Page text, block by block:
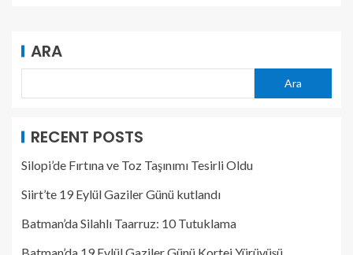
ARA
Ara
RECENT POSTS
Silopi’de Fırtına ve Toz Taşınımı Tesirli Oldu
Siirt’te 19 Eylül Gaziler Günü kutlandı
Batman’da Silahlı Taarruz: 10 Tutuklama